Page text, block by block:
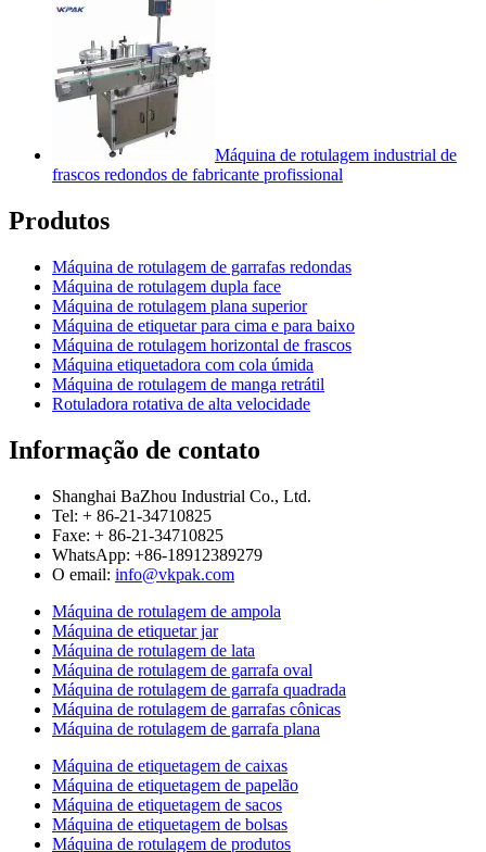
Máquina de rotulagem industrial de
frascos redondos de fabricante profissional
Produtos
Máquina de rotulagem de garrafas redondas
Máquina de rotulagem dupla face
Máquina de rotulagem plana superior
Máquina de etiquetar para cima e para baixo
Máquina de rotulagem horizontal de frascos
Máquina etiquetadora com cola úmida
Máquina de rotulagem de manga retrátil
Rotuladora rotativa de alta velocidade
Informação de contato
Shanghai BaZhou Industrial Co., Ltd.
Tel: + 86-21-34710825
Faxe: + 86-21-34710825
WhatsApp: +86-18912389279
O email: info@vkpak.com
Máquina de rotulagem de ampola
Máquina de etiquetar jar
Máquina de rotulagem de lata
Máquina de rotulagem de garrafa oval
Máquina de rotulagem de garrafa quadrada
Máquina de rotulagem de garrafas cônicas
Máquina de rotulagem de garrafa plana
Máquina de etiquetagem de caixas
Máquina de etiquetagem de papelão
Máquina de etiquetagem de sacos
Máquina de etiquetagem de bolsas
Máquina de rotulagem de produtos